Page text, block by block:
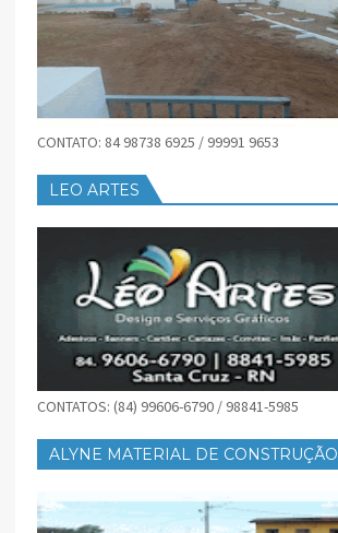
CONTATO: 84 98738 6925 / 99991 9653
LEO ARTES
CONTATOS: (84) 99606-6790 / 98841-5985
ALYNE MATERIAL DE CONSTRUÇÃO